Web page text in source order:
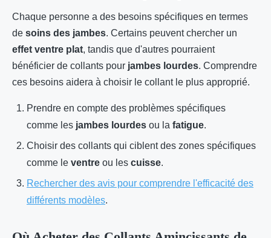
Chaque personne a des besoins spécifiques en termes
de soins des jambes. Certains peuvent chercher un
effet ventre plat, tandis que d'autres pourraient
bénéficier de collants pour jambes lourdes. Comprendre
ces besoins aidera à choisir le collant le plus approprié.
Prendre en compte des problèmes spécifiques
comme les jambes lourdes ou la fatigue.
Choisir des collants qui ciblent des zones spécifiques
comme le ventre ou les cuisse.
Rechercher des avis pour comprendre l'efficacité des
différents modèles.